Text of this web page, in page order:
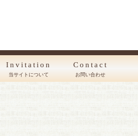
Invitation
当サイトについて
Contact
お問い合わせ